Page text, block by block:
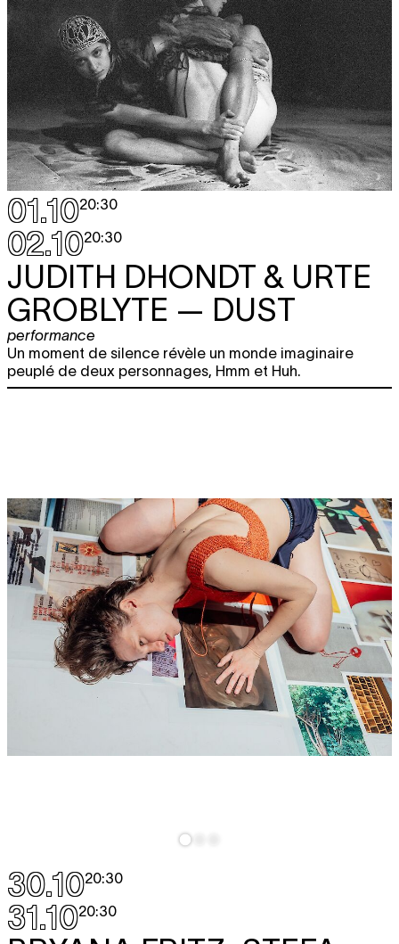
01.1020:30
02.1020:30
JUDITH DHONDT & URTE
GROBLYTE — DUST
performance
Un moment de silence révèle un monde imaginaire
peuplé de deux personnages, Hmm et Huh.
30.1020:30
31.1020:30